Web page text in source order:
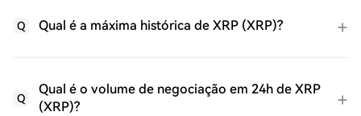
Q Qual é a máxima histórica de XRP (XRP)?
Q
Qual é o volume de negociação em 24h de XRP
(XRP)?